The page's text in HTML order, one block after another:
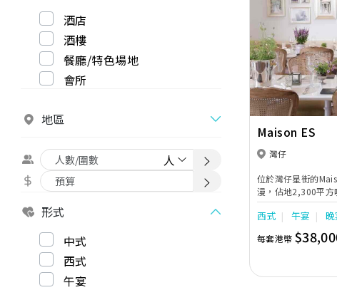
酒店
酒樓
餐廳/特色場地
會所
地區
形式
中式
西式
午宴
Previous
Maison ES
灣仔
位於灣仔星街的
漫，佔地2,300平方
擺滿從世界各地搜
工製水晶吊燈及歐
式復古韻味，猶如
場舉行證婚酒會及小
西式 午宴 晚
每套港幣